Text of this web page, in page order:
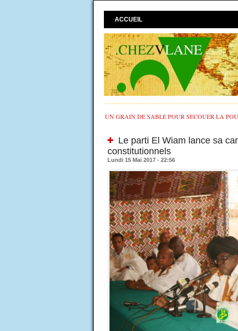
ACCUEIL
UN GRAIN DE SABLE POUR SECOUER LA
Le parti El Wiam lance sa
constitutionnels
Lundi 15 Mai 2017 - 22:56